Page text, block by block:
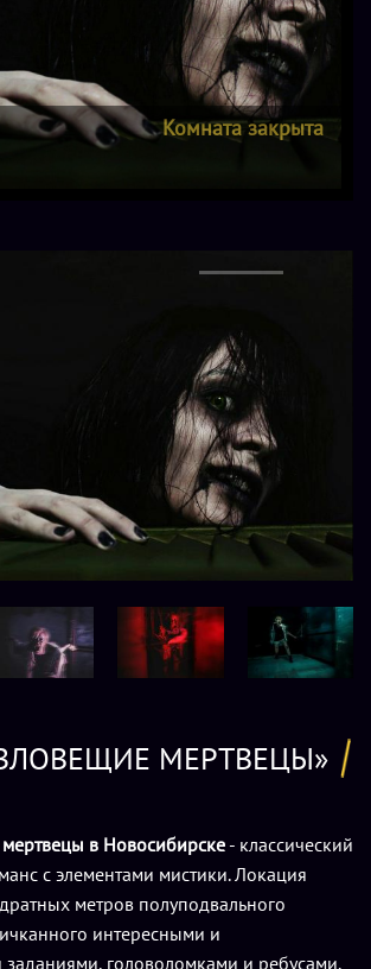
Комната закрыта
МЕРТВЕЦЫ»
в Новосибирске - классический
с элементами мистики. Локация
метров полуподвального
интересными и
заданиями, головоломками и ребусами.